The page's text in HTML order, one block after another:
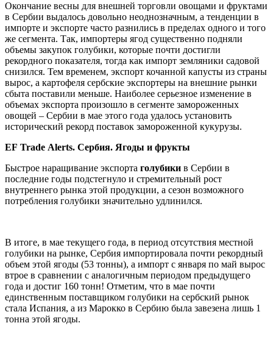
Окончание весны для внешней торговли овощами и фруктами
в Сербии выдалось довольно неоднозначным, а тенденции в
импорте и экспорте часто разнились в пределах одного и того
же сегмента. Так, импортеры ягод существенно подняли
объемы закупок голубики, которые почти достигли
рекордного показателя, тогда как импорт земляники садовой
снизился. Тем временем, экспорт кочанной капусты из страны
вырос, а картофеля сербские экспортеры на внешние рынки
сбыта поставили меньше. Наиболее серьезное изменение в
объемах экспорта произошло в сегменте замороженных
овощей – Сербии в мае этого года удалось установить
исторический рекорд поставок замороженной кукурузы.
EF Trade Alerts. Сербия. Ягоды и фрукты
Быстрое наращивание экспорта голубики в Сербии в
последние годы подстегнуло и стремительный рост
внутреннего рынка этой продукции, а сезон возможного
потребления голубики значительно удлинился.
В итоге, в мае текущего года, в период отсутствия местной
голубики на рынке, Сербия импортировала почти рекордный
объем этой ягоды (53 тонны), а импорт с января по май вырос
втрое в сравнении с аналогичным периодом предыдущего
года и достиг 160 тонн! Отметим, что в мае почти
единственным поставщиком голубики на сербский рынок
стала Испания, а из Марокко в Сербию была завезена лишь 1
тонна этой ягоды.